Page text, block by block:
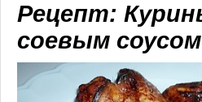
Рецепт:
соевым соусом